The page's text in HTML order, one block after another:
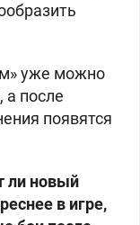
уже можно
а после
появятся
ли новый
в игре,